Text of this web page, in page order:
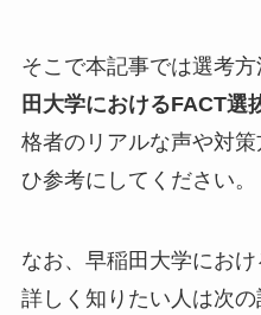
そこで本記事では選考方
田大学におけるFACT選
格者のリアルな声や対
ひ参考にしてください。
なお、早稲田大学にお
詳しく知りたい人は次